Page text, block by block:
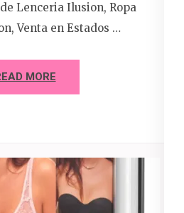
Lenceria Ilusion, Ropa
Venta en Estados …
MORE